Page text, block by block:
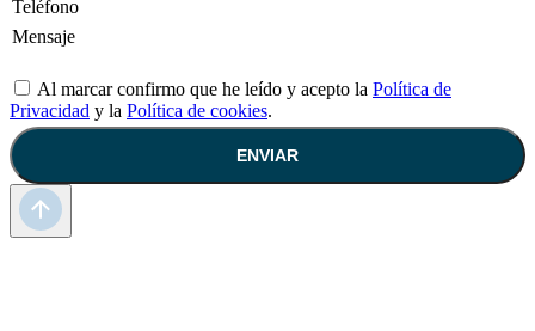
Al marcar confirmo que he leído y acepto la Política de
Privacidad y la Política de cookies.
ENVIAR